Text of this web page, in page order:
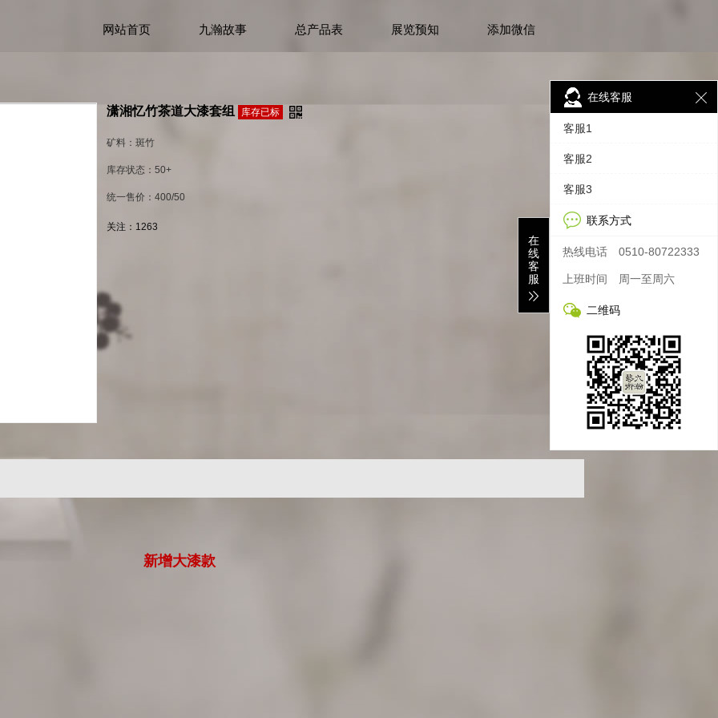
网站首页 九瀚故事 总产品表 展览预知 添加微信
潇湘忆竹茶道大漆套组 库存已标
矿料：斑竹
库存状态：50+
统一售价：400/50
关注： 1263
新增大漆款
在线客服
客服1
客服2
客服3
联系方式
热线电话 0510-80722333
上班时间 周一至周六
二维码
在
线
客
服